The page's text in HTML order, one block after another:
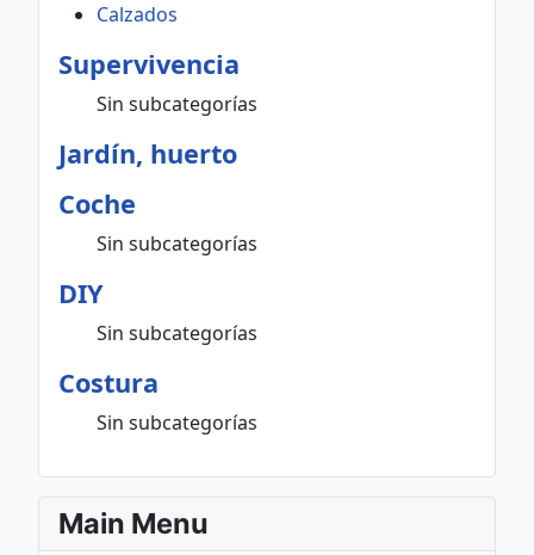
Calzados
Supervivencia
Sin subcategorías
Jardín, huerto
Coche
Sin subcategorías
DIY
Sin subcategorías
Costura
Sin subcategorías
Main Menu